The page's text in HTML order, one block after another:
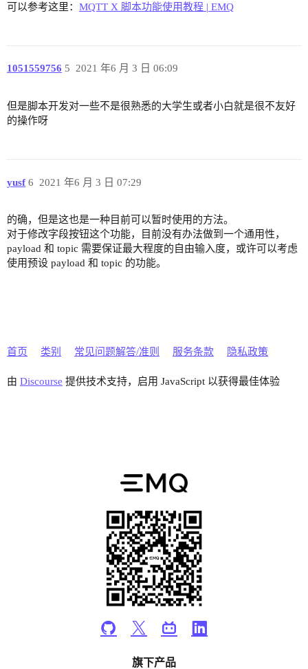
可以参考这里： MQTT X 脚本功能使用教程 | EMQ
1051559756 2021 年6 月 3 日 06:09
5
但是脚本开发对一些不是很熟悉的大学生或者小白就是很不友好
的操作呀
yusf 2021 年6 月 3 日 07:29
6
的确，但是这也是一种目前可以暂时使用的方法。
对于修改字段按钮这个功能，目前没有办法做到一个通用性，
payload 和 topic 需要保证最大程度的自由输入度，或许可以考虑
使用预设 payload 和 topic 的功能。
首页 类别 常见问题解答/准则 服务条款 隐私政策
由 Discourse 提供技术支持，启用 JavaScript 以获得最佳体验
旗下产品